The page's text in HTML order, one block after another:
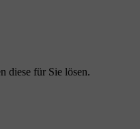
diese für Sie lösen.